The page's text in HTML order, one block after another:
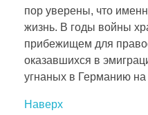
пор уверены, что
жизнь. В годы войны
прибежищем для
оказавшихся в
угнаных в Германию
Наверх